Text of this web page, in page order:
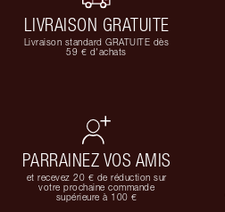
LIVRAISON GRATUITE
Livraison standard GRATUITE dès
59 € d'achats
PARRAINEZ VOS AMIS
et recevez 20 € de réduction sur
votre prochaine commande
supérieure à 100 €